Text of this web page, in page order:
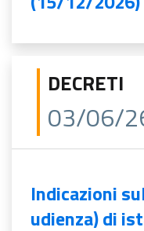
DECRETI
03/06/
Indicazioni
udienza) di